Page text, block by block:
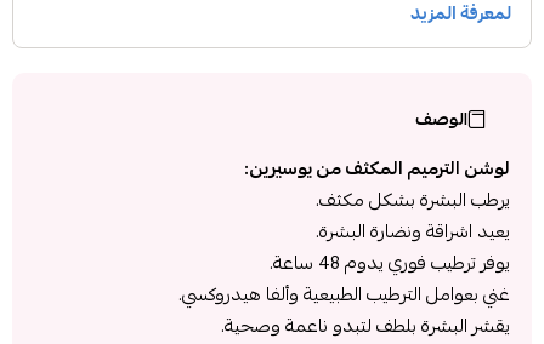
الوصف
لوشن الترميم المكثف من يوسيرين:
يرطب البشرة بشكل مكثف.
يعيد اشراقة ونضارة البشرة.
يوفر ترطيب فوري يدوم 48 ساعة.
غني بعوامل الترطيب الطبيعية وألفا هيدروكسي.
يقشر البشرة بلطف لتبدو ناعمة وصحية.